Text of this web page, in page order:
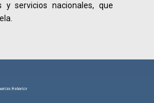
servicios nacionales, que